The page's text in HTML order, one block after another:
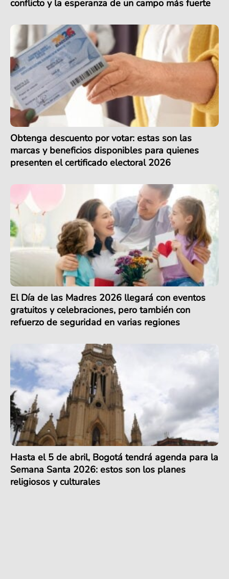
conflicto y la esperanza de un campo más fuerte
Obtenga descuento por votar: estas son las
marcas y beneficios disponibles para quienes
presenten el certificado electoral 2026
El Día de las Madres 2026 llegará con eventos
gratuitos y celebraciones, pero también con
refuerzo de seguridad en varias regiones
Hasta el 5 de abril, Bogotá tendrá agenda para la
Semana Santa 2026: estos son los planes
religiosos y culturales